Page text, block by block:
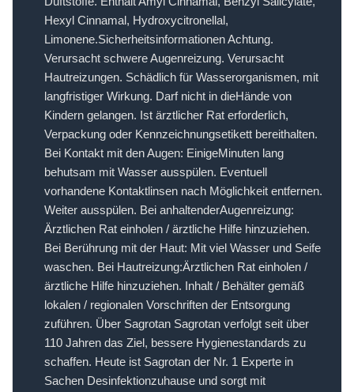
Hexyl Cinnamal, Hydroxycitronellal,
Limonene.Sicherheitsinformationen Achtung.
Verursacht schwere Augenreizung. Verursacht
Hautreizungen. Schädlich für Wasserorganismen, mit
langfristiger Wirkung. Darf nicht in dieHände von
Kindern gelangen. Ist ärztlicher Rat erforderlich,
Verpackung oder Kennzeichnungsetikett bereithalten.
Bei Kontakt mit den Augen: EinigeMinuten lang
behutsam mit Wasser ausspülen. Eventuell
vorhandene Kontaktlinsen nach Möglichkeit entfernen.
Weiter ausspülen. Bei anhaltenderAugenreizung:
Ärztlichen Rat einholen / ärztliche Hilfe hinzuziehen.
Bei Berührung mit der Haut: Mit viel Wasser und Seife
waschen. Bei Hautreizung:Ärztlichen Rat einholen /
ärztliche Hilfe hinzuziehen. Inhalt / Behälter gemäß
lokalen / regionalen Vorschriften der Entsorgung
zuführen. Über Sagrotan Sagrotan verfolgt seit über
110 Jahren das Ziel, bessere Hygienestandards zu
schaffen. Heute ist Sagrotan der Nr. 1 Experte in
Sachen Desinfektionzuhause und sorgt mit